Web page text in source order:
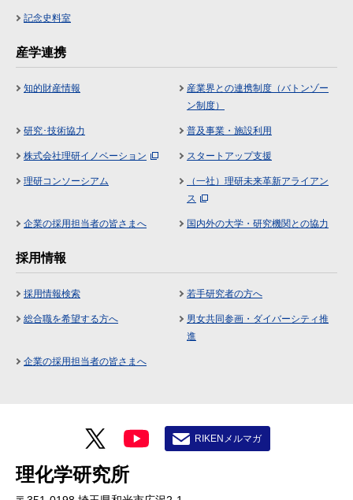
記念史料室
産学連携
知的財産情報
産業界との連携制度（バトンゾー
ン制度）
研究･技術協力 普及事業・施設利用
株式会社理研イノベーション スタートアップ支援
理研コンソーシアム
（一社）理研未来革新アライアン
ス
企業の採用担当者の皆さまへ 国内外の大学・研究機関との協力
採用情報
採用情報検索 若手研究者の方へ
総合職を希望する方へ
男女共同参画・ダイバーシティ推
進
企業の採用担当者の皆さまへ
理化学研究所
RIKENメルマガ